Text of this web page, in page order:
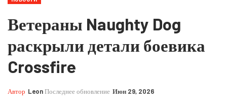
Ветераны Naughty Dog
раскрыли детали боевика
Crossfire
Автор LeonПоследнее обновление Июн 29, 2026